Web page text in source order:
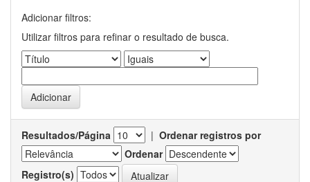
Adicionar filtros:
Utilizar filtros para refinar o resultado de busca.
Resultados/Página | Ordenar registros por
Ordenar
Registro(s)